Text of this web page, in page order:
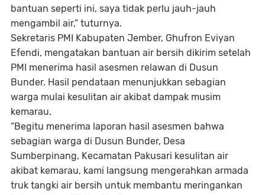
bantuan seperti ini, saya tidak perlu jauh-jauh
mengambil air,” tuturnya.
Sekretaris PMI Kabupaten Jember, Ghufron Eviyan
Efendi, mengatakan bantuan air bersih dikirim setelah
PMI menerima hasil asesmen relawan di Dusun
Bunder. Hasil pendataan menunjukkan sebagian
warga mulai kesulitan air akibat dampak musim
kemarau.
“Begitu menerima laporan hasil asesmen bahwa
sebagian warga di Dusun Bunder, Desa
Sumberpinang, Kecamatan Pakusari kesulitan air
akibat kemarau, kami langsung mengerahkan armada
truk tangki air bersih untuk membantu meringankan